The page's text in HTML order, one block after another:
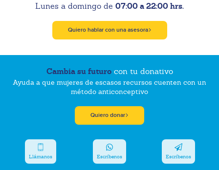
Lunes a domingo de 07:00 a 22:00 hrs.
Quiero hablar con una asesora
Cambia su futurocon tu donativo
Ayuda a que mujeres de escasos recursos cuenten con un
método anticonceptivo
Quiero donar
Llámanos Escríbenos Escríbenos